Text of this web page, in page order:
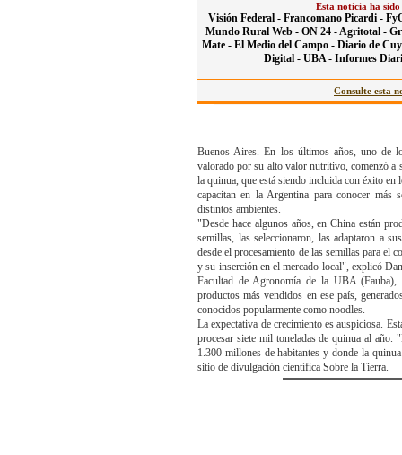
Esta noticia ha
Visión Federal - Francomano Picardi -
Mundo Rural Web - ON 24 -Agritotal -
Mate - El Medio del Campo - Diario de
Digital - UBA - Informes
Consulte esta
Buenos Aires. En los últimos años, uno de
valorado por su alto valor nutritivo, comenzó a
la quinua, que está siendo incluida con éxito
capacitan en la Argentina para conocer más
distintos ambientes.
"Desde hace algunos años, en China están
semillas, las seleccionaron, las adaptaron a
desde el procesamiento de las semillas para el
y su inserción en el mercado local", explicó
Facultad de Agronomía de la UBA
productos más vendidos en ese país,
conocidos popularmente como noodles.
La expectativa de crecimiento es auspiciosa.
procesar siete mil toneladas de quinua al año.
1.300 millones de habitantes y donde la
sitio de divulgación científica Sobre la Tierra.